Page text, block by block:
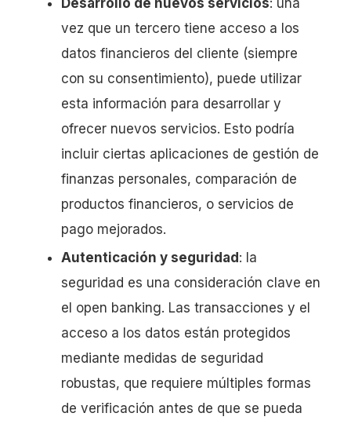
vez que un tercero tiene acceso a los
datos financieros del cliente (siempre
con su consentimiento), puede utilizar
esta información para desarrollar y
ofrecer nuevos servicios. Esto podría
incluir ciertas aplicaciones de gestión de
finanzas personales, comparación de
productos financieros, o servicios de
pago mejorados.
Autenticación y seguridad : la
seguridad es una consideración clave en
el open banking. Las transacciones y el
acceso a los datos están protegidos
mediante medidas de seguridad
robustas, que requiere múltiples formas
de verificación antes de que se pueda